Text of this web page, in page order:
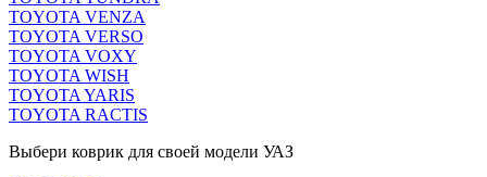
TOYOTA VENZA
TOYOTA VERSO
TOYOTA VOXY
TOYOTA WISH
TOYOTA YARIS
TOYOTA RACTIS
Выбери коврик для своей модели УАЗ